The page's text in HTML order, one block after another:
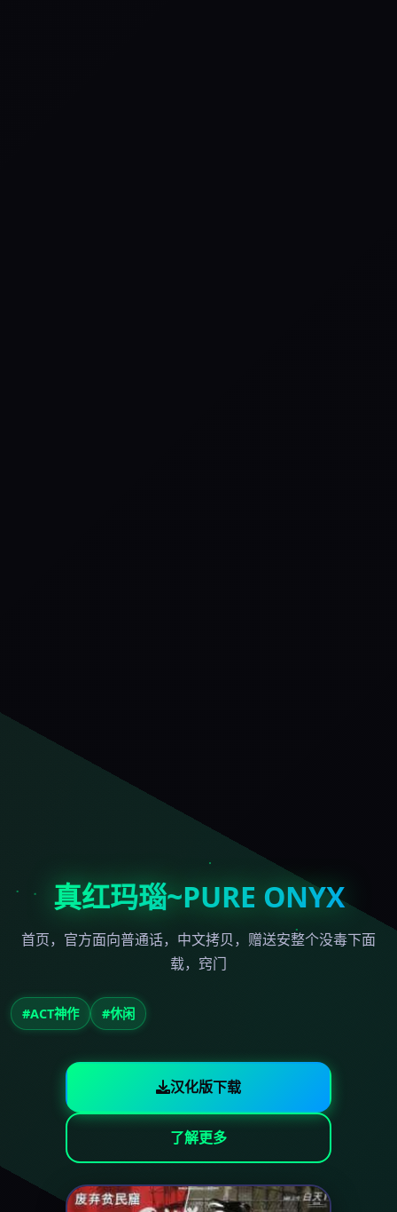
真红玛瑙~PURE ONYX
首页，官方面向普通话，中文拷贝，赠送安整个没毒下面
载，窍门
#ACT神作 #休闲
汉化版下载
了解更多